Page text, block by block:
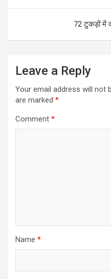
72 टुकड़ों में
Leave a Reply
Your email address will not
are marked *
Comment *
Name *